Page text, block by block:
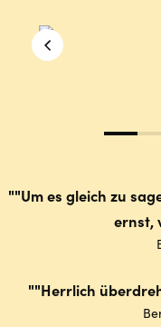
"Um es gleich zu
ernst,
"Herrlich